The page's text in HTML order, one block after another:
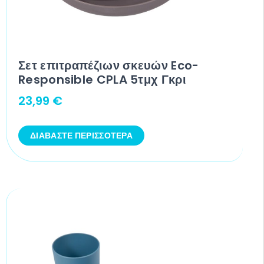
Σετ επιτραπέζιων σκευών Eco-
Responsible CPLA 5τμχ Γκρι
23,99 €
ΔΙΑΒΆΣΤΕ ΠΕΡΙΣΣΌΤΕΡΑ